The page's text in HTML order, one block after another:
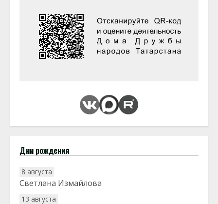
Дни рождения
8 августа
Светлана Измайлова
13 августа